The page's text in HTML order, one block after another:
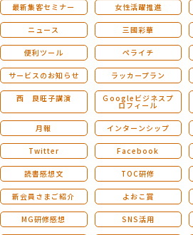
最新集客セミナー 女性活躍推進
ニュース 三國彩華
便利ツール ペライチ
サービスのお知らせ ラッカープラン
西 良旺子講演 Ｇoogleビジネスプ
ロフィール
月報 インターンシップ
Twitter Facebook
読書感想文 TOC研修
新会員さまご紹介 よおこ賞
MG研修感想 SNS活用